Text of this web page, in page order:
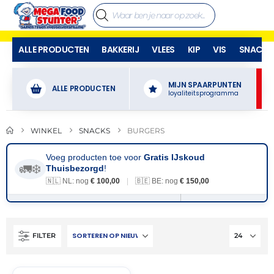
ALLE PRODUCTEN BAKKERIJ VLEES KIP VIS SNACKS
ALLE PRODUCTEN MIJN SPAARPUNTEN
loyaliteitsprogramma
WINKEL SNACKS BURGERS
🚛❄️
Voeg producten toe voor Gratis IJskoud
Thuisbezorgd!
🇳🇱 NL: nog € 100,00 | 🇧🇪 BE: nog € 150,00
FILTER
THT: